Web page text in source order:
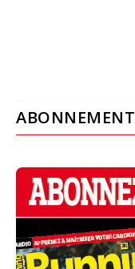
ABONNEMENT